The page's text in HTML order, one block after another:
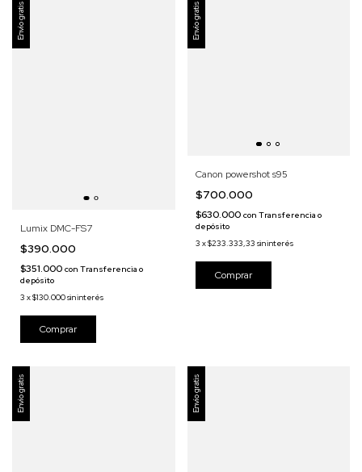
Envío gratis
Lumix DMC-FS7
$390.000
$351.000 con Transferencia o
depósito
3 x$130.000sin interés
Envío gratis
Canon powershot s95
$700.000
$630.000 con Transferencia o
depósito
3 x$233.333,33 sin interés
Envío gratis Envío gratis